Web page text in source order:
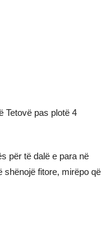
Tetovë pas plotë 4
për të dalë e para në
shënojë fitore, mirëpo që